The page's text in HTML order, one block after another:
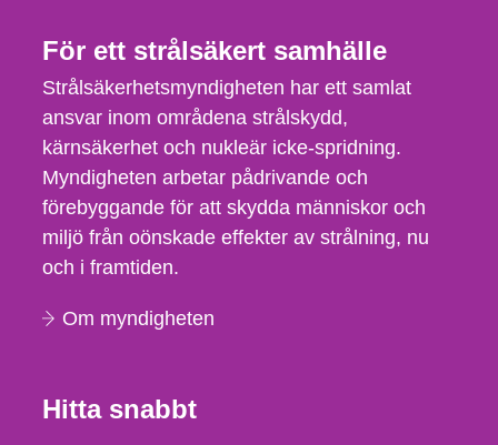
För ett strålsäkert samhälle
Strålsäkerhetsmyndigheten har ett samlat
ansvar inom områdena strålskydd,
kärnsäkerhet och nukleär icke-spridning.
Myndigheten arbetar pådrivande och
förebyggande för att skydda människor och
miljö från oönskade effekter av strålning, nu
och i framtiden.
Om myndigheten
Hitta snabbt